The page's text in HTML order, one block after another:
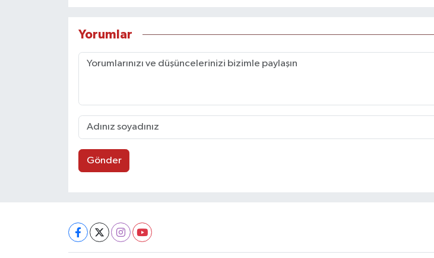
Yorumlar
Gönder